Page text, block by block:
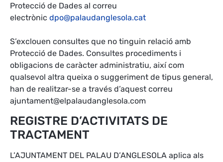
Protecció de Dades al correu
electrònic dpo@palaudanglesola.cat
S’exclouen consultes que no tinguin relació amb
Protecció de Dades. Consultes procediments i
obligacions de caràcter administratiu, així com
qualsevol altra queixa o suggeriment de tipus general,
han de realitzar-se a través d’aquest correu
ajuntament@elpalaudanglesola.com
REGISTRE D’ACTIVITATS DE
TRACTAMENT
L’AJUNTAMENT DEL PALAU D’ANGLESOLA aplica als